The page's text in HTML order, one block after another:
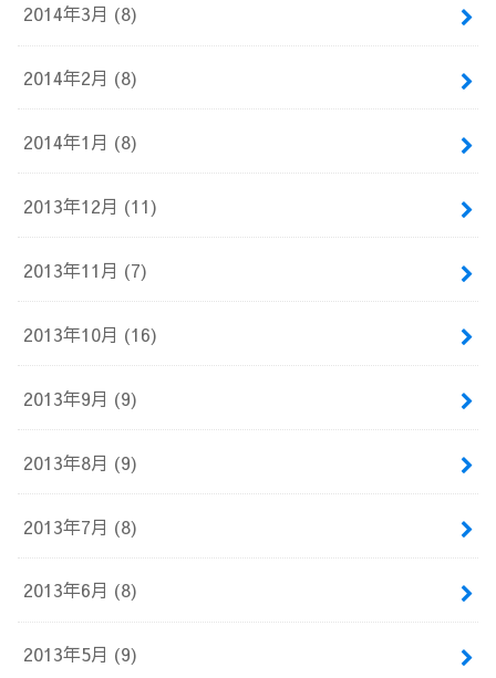
2014年3月 (8)
2014年2月 (8)
2014年1月 (8)
2013年12月 (11)
2013年11月 (7)
2013年10月 (16)
2013年9月 (9)
2013年8月 (9)
2013年7月 (8)
2013年6月 (8)
2013年5月 (9)